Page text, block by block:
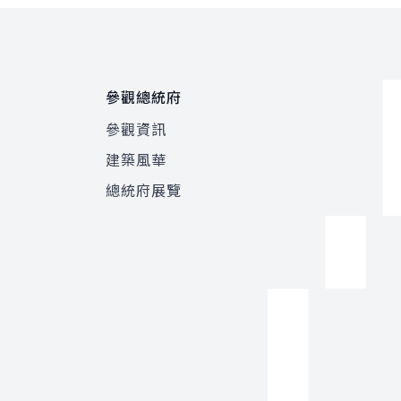
參觀總統府
參觀資訊
建築風華
總統府展覽